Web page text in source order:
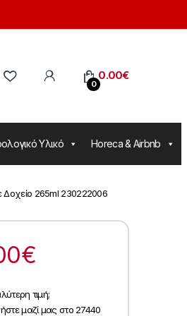
0
0.00€
Υλικό Horeca & Airbnb
Δοχείο 265ml 230222006
€
τιμή;
μαζί μας στο 27440